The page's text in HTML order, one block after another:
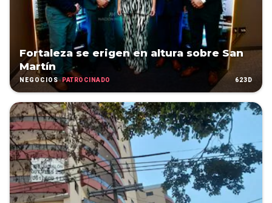
Fortaleza se erigen en altura sobre San
Martín
NEGOCIOS PATROCINADO 623D